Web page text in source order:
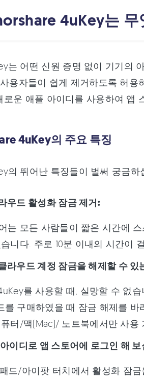
4uKey는
는 어떤 신원 증명 없이 기기의
용자들이 쉽게 제거하도록 허
로운 애플 아이디를 사용하여 앱
4uKey의 주요 특징
의 뛰어난 특징들이 벌써 궁금
우드 활성화 잠금 제거:
는 모든 사람들이 짧은 시간에
니다. 주로 10분 이내의 시간이
라우드 계정 잠금을 해제할 수 있
를 사용할 때, 실망할 수 없
를 구매하였을 때 잠금 해제를
터/맥(Mac)/ 노트북에서만 사용
이디로 앱 스토어에 로그인 해
드/아이팟 터치에서 활성화 잠